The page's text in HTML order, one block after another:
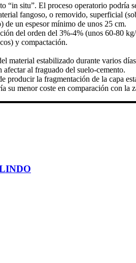
“in situ”. El proceso operatorio podría
fangoso, o removido, superficial
de un espesor mínimo de unos 25 cm.
del orden del 3%-4% (unos 60-80
y compactación.
material estabilizado durante varios
afectar al fraguado del suelo-cemento.
producir la fragmentación de la capa
su menor coste en comparación con la